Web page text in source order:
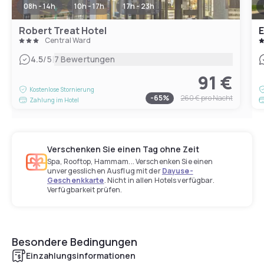
08h - 14h 10h - 17h 17h - 23h
Robert Treat Hotel
Central Ward
4.5/5|7 Bewertungen
Kostenlose Stornierung
Zahlung im Hotel
91 €
-65% 260 €pro Nacht
Verschenken Sie einen Tag ohne Zeit
Spa, Rooftop, Hammam... Verschenken Sie einen
unvergesslichen Ausflug mit derDayuse-
Geschenkkarte. Nicht in allen Hotels verfügbar.
Verfügbarkeit prüfen.
Besondere Bedingungen
Einzahlungsinformationen